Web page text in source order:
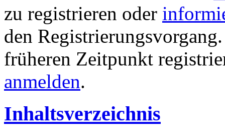
zu registrieren oder
den
früheren Zeitpunkt
anmelden.
Inhaltsverzeichnis